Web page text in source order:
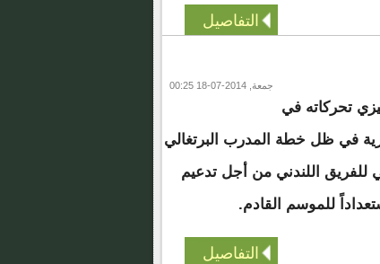
التفاصيل
جمعة, 2014-07-18 00:25
تحركاته في
في ظل خطة المدرب البرتغالي
للفريق اللندني من أجل تدعيم
للموسم القادم.
التفاصيل